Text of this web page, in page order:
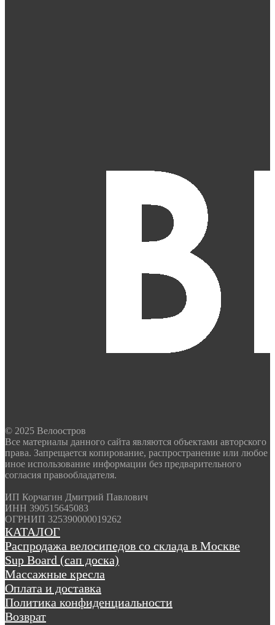
© 2025 Велоостров
Все материалы данного сайта являются объектами авторского
права. Запрещается копирование, распространение или любое
иное использование информации без предварительного
согласия правообладателя.
ИП Корчагин Дмитрий Павлович
ИНН 390515645083
ОГРНИП 325390000019262
КАТАЛОГ
Распродажа велосипедов со склада в Москве
Sup Board (сап доска)
Массажные кресла
Оплата и доставка
Политика конфиденциальности
Возврат